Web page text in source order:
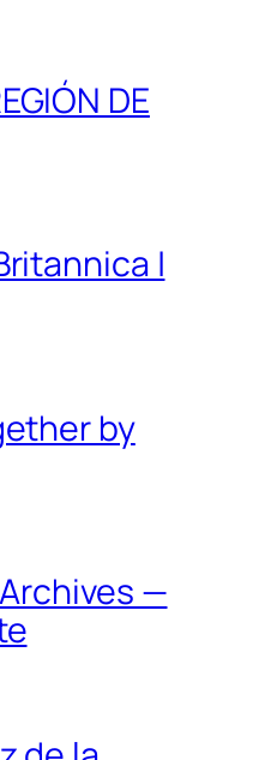
DE
|
by
—